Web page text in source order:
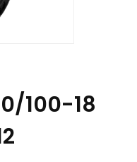
100-18